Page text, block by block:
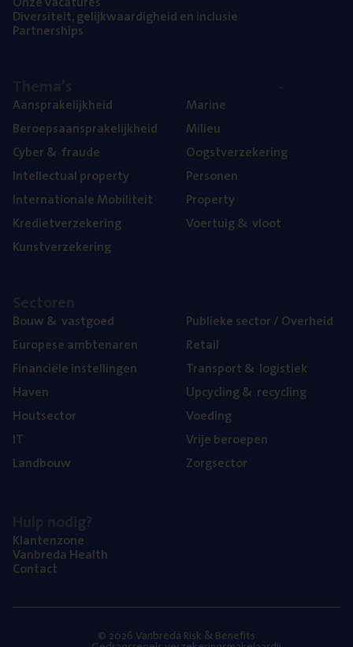
Diver­si­teit, gelijk­waar­dig­heid en inclusie
Part­ner­ships
Aan­spra­ke­lijk­heid
Beroeps­aan­spra­ke­lijk­heid
Cyber& fraude
Intel­lec­tu­al property
Inter­na­ti­o­na­le Mobiliteit
Kre­diet­ver­ze­ke­ring
Kunst­ver­ze­ke­ring
Mari­ne
Mili­eu
Oogst­ver­ze­ke­ring
Per­so­nen
Pro­per­ty
Voer­tuig& vloot
Bouw& vastgoed
Euro­pe­se ambtenaren
Finan­ci­ë­le instellingen
Haven
Hout­sec­tor
IT
Land­bouw
Publie­ke sec­tor / Overheid
Retail
Trans­port& logistiek
Upcy­cling& recycling
Voe­ding
Vrije beroe­pen
Zorg­sec­tor
Klan­ten­zo­ne
Van­b­re­da Health
Con­tact
© 2026 Vanbreda Risk & Benefits